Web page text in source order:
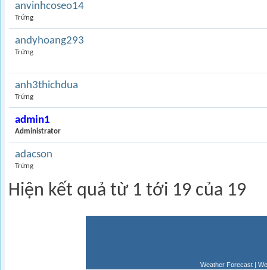
anvinhcoseo14
Trứng
andyhoang293
Trứng
anh3thichdua
Trứng
admin1
Administrator
adacson
Trứng
Hiện kết quả từ 1 tới 19 của 19
Weather Forecast |